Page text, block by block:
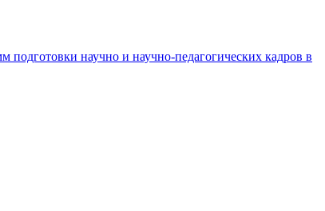
подготовки научно и научно-педагогических кадров в